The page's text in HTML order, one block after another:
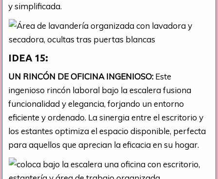
y simplificada.
IDEA 15:
UN RINCÓN DE OFICINA INGENIOSO: Este
ingenioso rincón laboral bajo la escalera fusiona
funcionalidad y elegancia, forjando un entorno
eficiente y ordenado. La sinergia entre el escritorio y
los estantes optimiza el espacio disponible, perfecta
para aquellos que aprecian la eficacia en su hogar.